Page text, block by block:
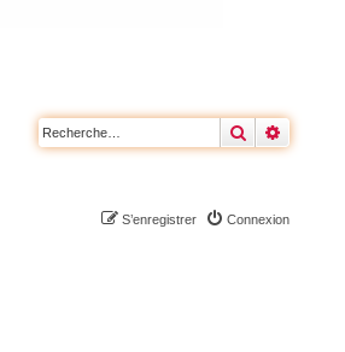
Rechercher
Connexion
S’enregistrer